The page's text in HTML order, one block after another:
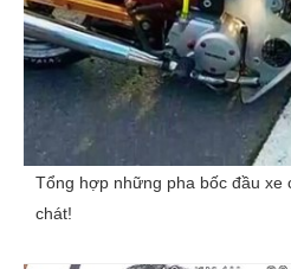
Tổng hợp những pha bốc đầu xe
chát!